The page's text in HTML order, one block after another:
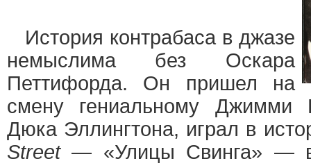
История контрабаса в джазе
немыслима без Оскара
Петтифорда. Он пришел на
смену гениальному Джимми
Дюка Эллингтона, играл в
Street— «Улицы Свинга» —